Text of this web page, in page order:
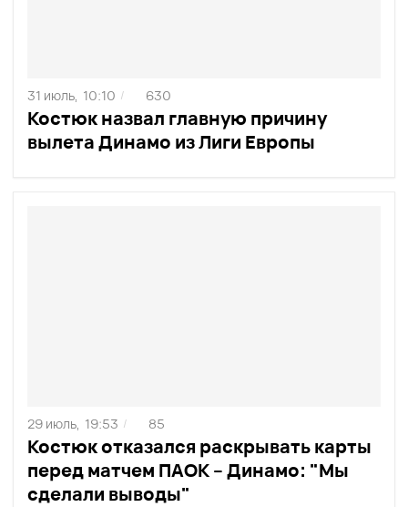
Костюк назвал главную причину
вылета Динамо из Лиги Европы
31 июль, 10:10 / 630
Костюк отказался раскрывать карты
перед матчем ПАОК – Динамо: "Мы
сделали выводы"
29 июль, 19:53 / 85